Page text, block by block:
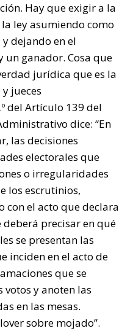
Hay que exigir a la
ley asumiendo como
dejando en el
ganador. Cosa que
jurídica que es la
jueces
del Artículo 139 del
dice: “En
las decisiones
electorales que
o irregularidades
los escrutinios,
con el acto que declara
deberá precisar en qué
se presentan las
inciden en el acto de
que se
y anoten las
en las mesas.
sobre mojado”.